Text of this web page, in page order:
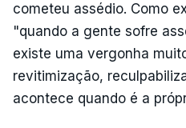
cometeu assédio. Como
"quando a gente sofre
existe uma vergonha
revitimização,
acontece quando é a